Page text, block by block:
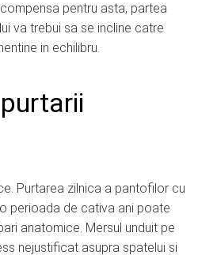
pentru asta, partea
va trebui sa se incline catre
in echilibru.
Purtarea zilnica a pantofilor cu
perioada de cativa ani poate
anatomice. Mersul unduit pe
nejustificat asupra spatelui si